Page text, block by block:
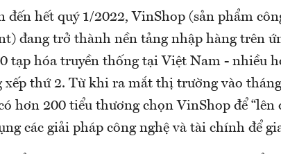
đến hết quý 1/2022, VinShop (sản phẩm
đang trở thành nền tảng nhập hàng trên
tạp hóa truyền thống tại Việt Nam - nhiều
xếp thứ 2. Từ khi ra mắt thị trường vào
hơn 200 tiểu thương chọn VinShop để “lên
các giải pháp công nghệ và tài chính để